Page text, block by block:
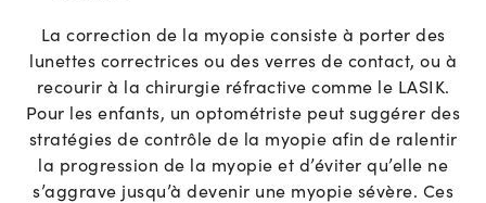
La correction de la myopie consiste à porter des
lunettes correctrices ou des verres de contact, ou à
recourir à la chirurgie réfractive comme le LASIK.
Pour les enfants, un optométriste peut suggérer des
stratégies de contrôle de la myopie afin de ralentir
la progression de la myopie et d’éviter qu’elle ne
s’aggrave jusqu’à devenir une myopie sévère. Ces